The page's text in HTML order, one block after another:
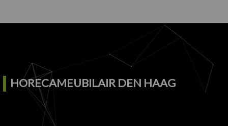
HORECAMEUBILAIR DEN HAAG